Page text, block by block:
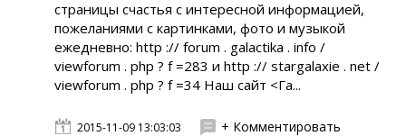
страницы счастья с интересной информацией,
пожеланиями с картинками, фото и музыкой
ежедневно: http :// forum . galactika . info /
viewforum . php ? f =283 и http :// stargalaxie . net /
viewforum . php ? f =34 Наш сайт <Га...
2015-11-09 13:03:03 + Комментировать